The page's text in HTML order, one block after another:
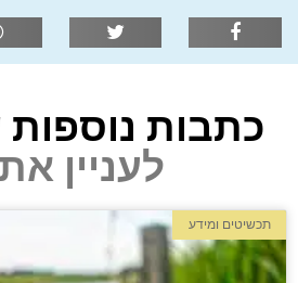
כתבות נוספות
לעניין
תכשיטים ומידע